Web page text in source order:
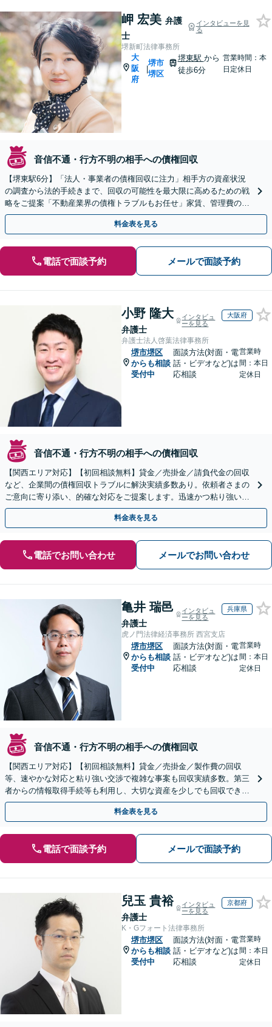
岬 宏美 弁護
士
インタビューを見
る
堺新町法律事務所
大
阪
府
|
堺市
堺区
堺東駅 から
徒歩6分
営業時間：本
日定休日
音信不通・行方不明の相手への債権回収
【堺東駅6分】「法人・事業者の債権回収に注力」相手方の資産状況
の調査から法的手続きまで、回収の可能性を最大限に高めるための戦
略をご提案「不動産業界の債権トラブルもお任せ」家賃、管理費の滞
納など
料金表を見る
電話で面談予約 メールで面談予約
小野 隆大
弁護士
インタビュ
ーを見る
大阪府
弁護士法人啓葉法律事務所
堺市堺区
からも相談
受付中
面談方法(対面・電
話・ビデオなど)は
応相談
営業時
間：本日
定休日
音信不通・行方不明の相手への債権回収
【関西エリア対応】【初回相談無料】貸金／売掛金／請負代金の回収
など、企業間の債権回収トラブルに解決実績多数あり。依頼者さまの
ご意向に寄り添い、的確な対応をご提案します。迅速かつ粘り強い交
渉で、少しでも回収できるよう尽力します【土日祝対応可】
料金表を見る
電話でお問い合わせ メールでお問い合わせ
亀井 瑞邑
弁護士
インタビュ
ーを見る
兵庫県
虎ノ門法律経済事務所 西宮支店
堺市堺区
からも相談
受付中
面談方法(対面・電
話・ビデオなど)は
応相談
営業時
間：本日
定休日
音信不通・行方不明の相手への債権回収
【関西エリア対応】【初回相談無料】貸金／売掛金／製作費の回収
等、速やかな対応と粘り強い交渉で複雑な事案も回収実績多数。第三
者からの情報取得手続等も利用し、大切な資産を少しでも回収できる
よう尽力します【フリーランス・個人事業主のご相談も対応】
料金表を見る
電話で面談予約 メールで面談予約
兒玉 貴裕
弁護士
インタビュ
ーを見る
京都府
K・Gフォート法律事務所
堺市堺区
からも相談
受付中
面談方法(対面・電
話・ビデオなど)は
応相談
営業時
間：本日
定休日